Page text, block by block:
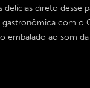
delícias direto desse
com o
embalado ao som